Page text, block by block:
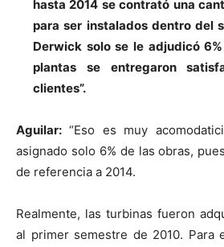
hasta 2014 se contrató una
para ser instalados dentro del
Derwick solo se le adjudicó
plantas se entregaron
clientes”.
Aguilar: “Eso es muy
asignado solo 6% de las obras,
de referencia a 2014.
Realmente, las turbinas fueron
al primer semestre de 2010. Para